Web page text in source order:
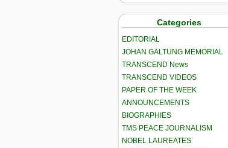
Categories
EDITORIAL
JOHAN GALTUNG MEMORIAL
TRANSCEND News
TRANSCEND VIDEOS
PAPER OF THE WEEK
ANNOUNCEMENTS
BIOGRAPHIES
TMS PEACE JOURNALISM
NOBEL LAUREATES